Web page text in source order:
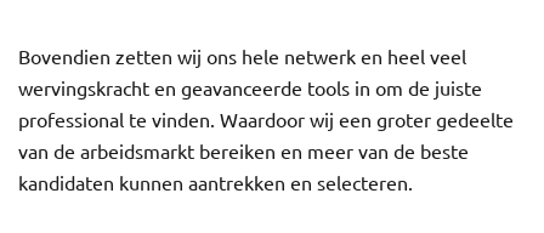
Bovendien zetten wij ons hele netwerk en heel veel
wervingskracht en geavanceerde tools in om de juiste
professional te vinden. Waardoor wij een groter gedeelte
van de arbeidsmarkt bereiken en meer van de beste
kandidaten kunnen aantrekken en selecteren.